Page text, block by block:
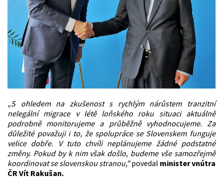
„S ohledem na zkušenost s rychlým nárůstem tranzitní
nelegální migrace v létě loňského roku situaci aktuálně
podrobně monitorujeme a průběžně vyhodnocujeme. Za
důležité považuji i to, že spolupráce se Slovenskem funguje
velice dobře. V tuto chvíli neplánujeme žádné podstatné
změny. Pokud by k nim však došlo, budeme vše samozřejmě
koordinovat se slovenskou stranou," povedal minister vnútra
ČR Vít Rakušan.